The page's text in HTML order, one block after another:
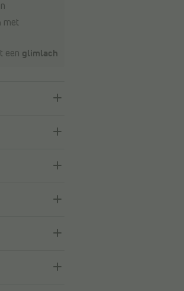
met
een glimlach